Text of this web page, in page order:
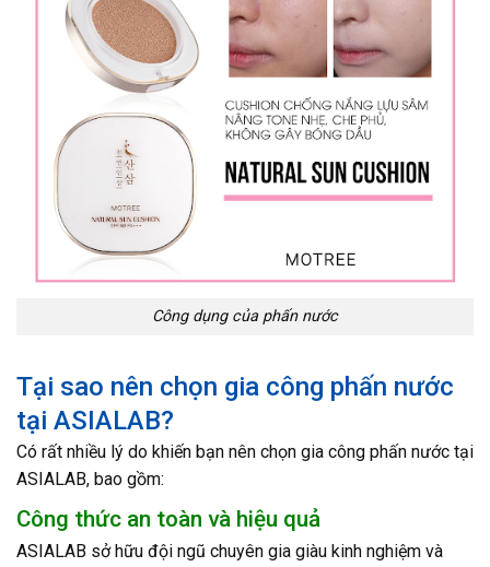
Công dụng của phấn nước
Tại sao nên chọn gia công phấn nước
tại ASIALAB?
Có rất nhiều lý do khiến bạn nên chọn gia công phấn nước tại
ASIALAB, bao gồm:
Công thức an toàn và hiệu quả
ASIALAB sở hữu đội ngũ chuyên gia giàu kinh nghiệm và